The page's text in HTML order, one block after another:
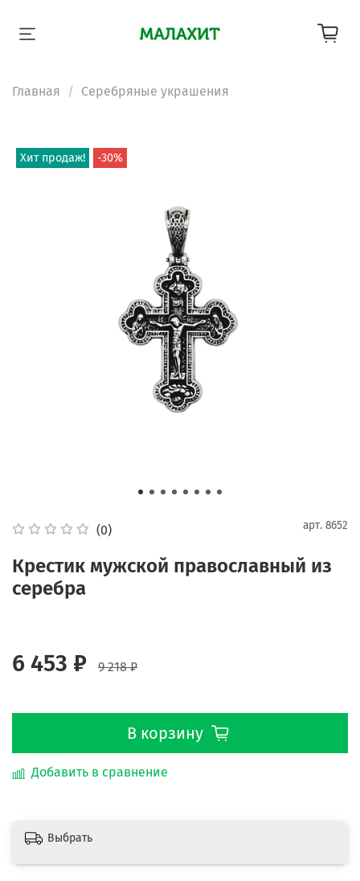
Главная Серебряные украшения
Хит продаж! -30%
(0) арт. 8652
Крестик мужской православный из
серебра
6 453 ₽ 9 218 ₽
В корзину
Добавить в сравнение
Выбрать